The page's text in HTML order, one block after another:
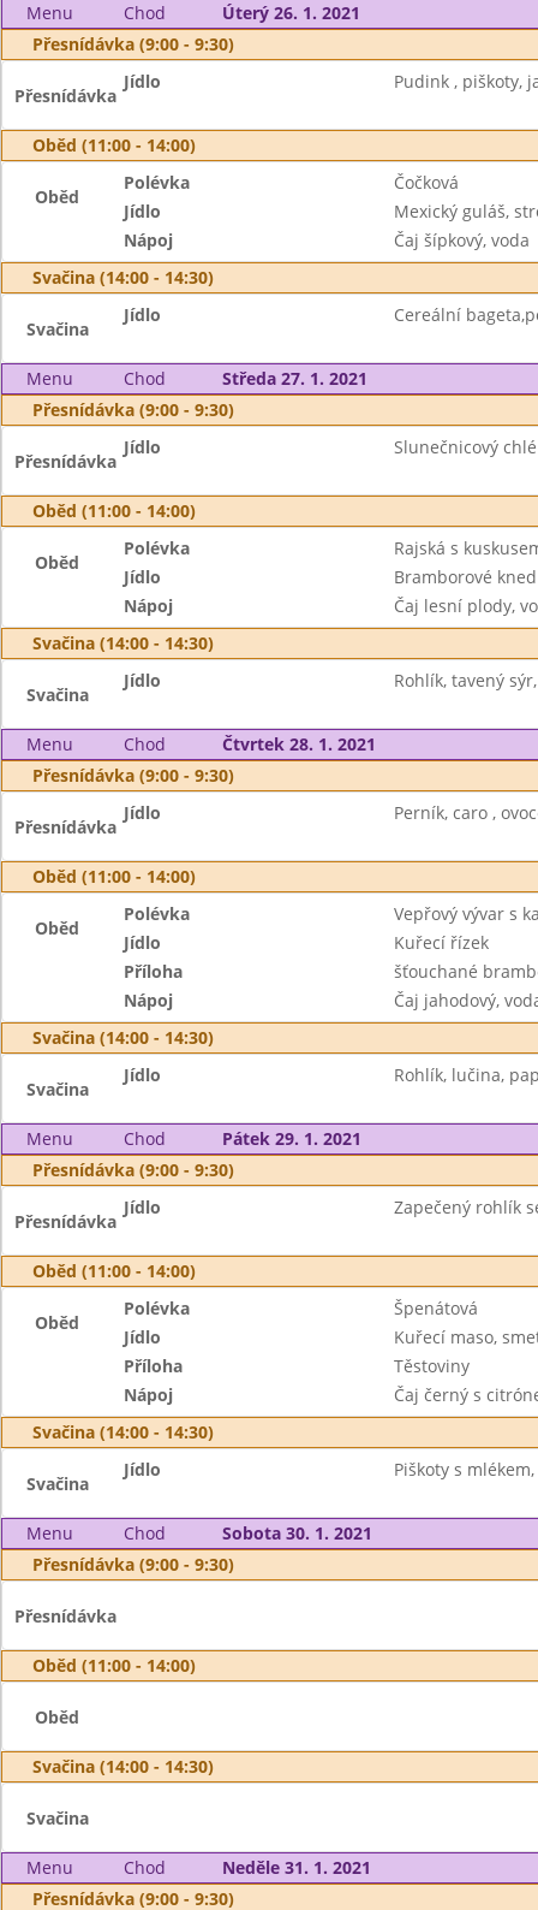
Menu Chod
Úterý 26. 1. 2021
Přesnídávka (9:00 - 9:30)
Přesnídávka
Jídlo Pudink , piškoty,
Oběd (11:00 - 14:00)
Oběd
Polévka
Čočková
Jídlo
Mexický guláš,
Nápoj
Čaj šípkový, voda
Svačina (14:00 - 14:30)
Svačina
Jídlo Cereální
Menu Chod
Středa 27. 1. 2021
Přesnídávka (9:00 - 9:30)
Přesnídávka
Jídlo Slunečnicový
Oběd (11:00 - 14:00)
Oběd
Polévka
Rajská s
Jídlo
Bramborové
Nápoj
Čaj lesní plody,
Svačina (14:00 - 14:30)
Svačina
Jídlo Rohlík, tavený
Menu Chod
Čtvrtek 28. 1. 2021
Přesnídávka (9:00 - 9:30)
Přesnídávka
Jídlo Perník, caro ,
Oběd (11:00 - 14:00)
Oběd
Polévka
Vepřový vývar s
Jídlo
Kuřecí řízek
Příloha
šťouchané
Nápoj
Čaj jahodový,
Svačina (14:00 - 14:30)
Svačina
Jídlo Rohlík, lučina,
Menu Chod
Pátek 29. 1. 2021
Přesnídávka (9:00 - 9:30)
Přesnídávka
Jídlo Zapečený rohlík
Oběd (11:00 - 14:00)
Oběd
Polévka
Špenátová
Jídlo
Kuřecí maso,
Příloha
Těstoviny
Nápoj
Čaj černý s
Svačina (14:00 - 14:30)
Svačina
Jídlo Piškoty s
Menu Chod
Sobota 30. 1. 2021
Přesnídávka (9:00 - 9:30)
Přesnídávka
Oběd (11:00 - 14:00)
Oběd
Svačina (14:00 - 14:30)
Svačina
Menu Chod
Neděle 31. 1. 2021
Přesnídávka (9:00 - 9:30)